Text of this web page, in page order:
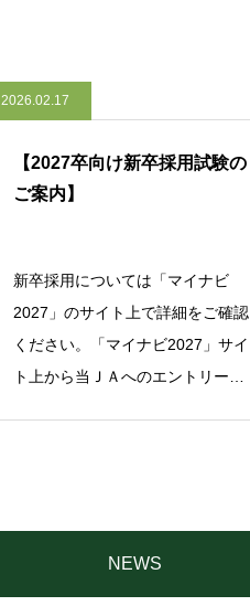
2026.02.17
【2027卒向け新卒採用試験の
ご案内】
新卒採用については「マイナビ
2027」のサイト上で詳細をご確認
ください。「マイナビ2027」サイ
ト上から当ＪＡへのエントリーを
NEWS